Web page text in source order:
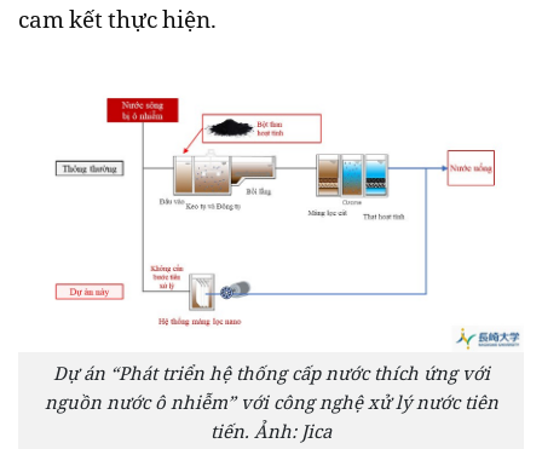
cam kết thực hiện.
Dự án “Phát triển hệ thống cấp nước thích ứng với
nguồn nước ô nhiễm” với công nghệ xử lý nước tiên
tiến. Ảnh: Jica